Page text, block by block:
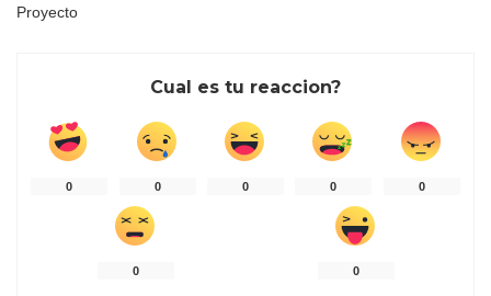
Proyecto
Cual es tu reaccion?
0 0 0 0 0
0 0